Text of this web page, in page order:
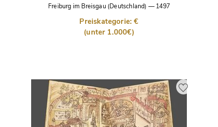
Freiburg im Breisgau (Deutschland) —1497
Preiskategorie: €
(unter 1.000€)